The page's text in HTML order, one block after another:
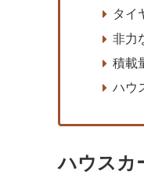
タイ
非力
積載
ハウ
ハウスカ